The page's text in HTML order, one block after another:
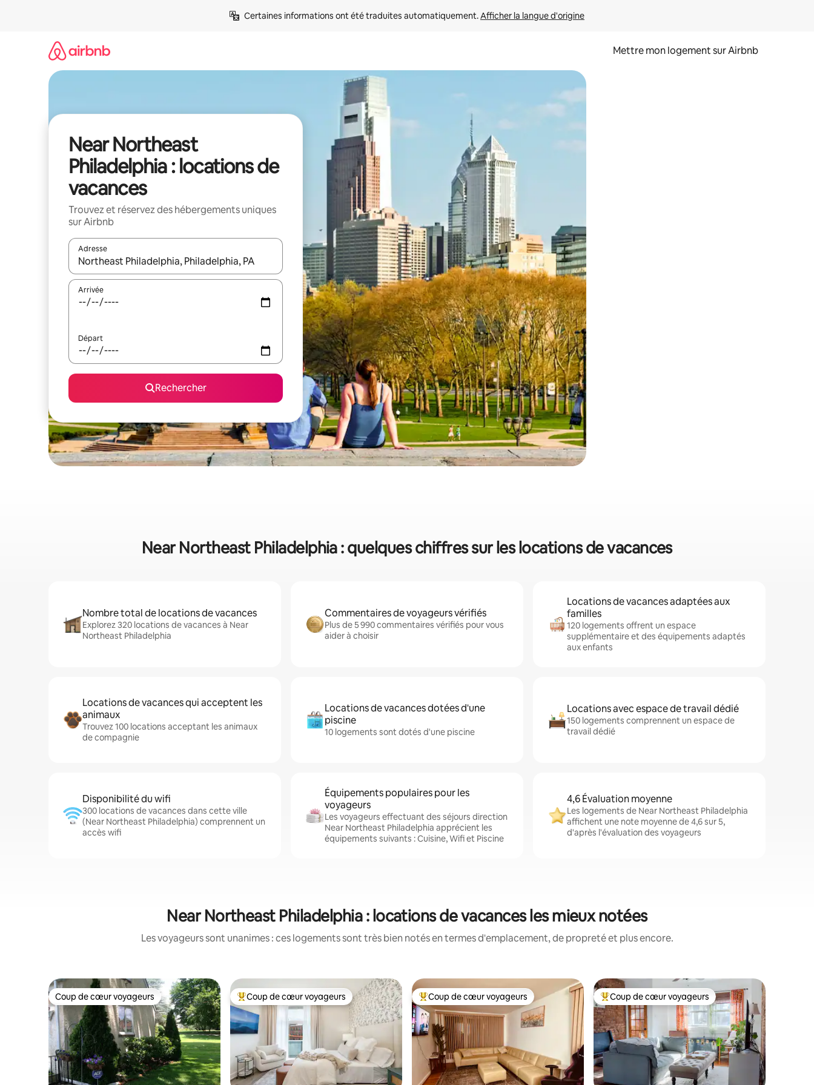
Certaines informations ont été traduites automatiquement. Afficher la langue d'origine
Mettre mon logement sur Airbnb
Near Northeast
Philadelphia : locations de
vacances
Trouvez et réservez des hébergements uniques
sur Airbnb
Adresse
Lorsque les résultats s'affichent, utilisez les flèches vers le haut et vers le bas pour les parcourir ou en appuyant et en faisant glisser.
Arrivée
Départ
Rechercher
Near Northeast Philadelphia : quelques chiffres sur les locations de vacances
Nombre total de locations de vacances
Explorez 320 locations de vacances à Near
Northeast Philadelphia
Commentaires de voyageurs vérifiés
Plus de 5 990 commentaires vérifiés pour vous
aider à choisir
Locations de vacances adaptées aux
familles
120 logements offrent un espace
supplémentaire et des équipements adaptés
aux enfants
Locations de vacances qui acceptent les
animaux
Trouvez 100 locations acceptant les animaux
de compagnie
Locations de vacances dotées d'une
piscine
10 logements sont dotés d'une piscine
Locations avec espace de travail dédié
150 logements comprennent un espace de
travail dédié
Disponibilité du wifi
300 locations de vacances dans cette ville
(Near Northeast Philadelphia) comprennent un
accès wifi
Équipements populaires pour les
voyageurs
Les voyageurs effectuant des séjours direction
Near Northeast Philadelphia apprécient les
équipements suivants : Cuisine, Wifi et Piscine
4,6 Évaluation moyenne
Les logements de Near Northeast Philadelphia
affichent une note moyenne de 4,6 sur 5,
d'après l'évaluation des voyageurs
Near Northeast Philadelphia : locations de vacances les mieux notées
Les voyageurs sont unanimes : ces logements sont très bien notés en termes d'emplacement, de propreté et plus encore.
Coup de cœur voyageurs
Coup de cœur voyageurs Coups de cœur voyageurs les plus appréciés
Coup de cœur voyageurs Coups de cœur voyageurs les plus appréciés
Coup de cœur voyageurs Coups de cœur voyageurs les plus appréciés
Coup de cœur voyageurs